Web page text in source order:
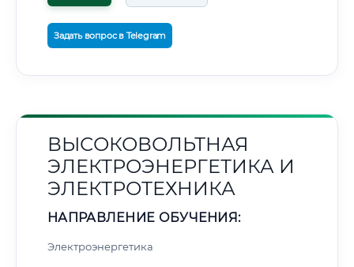
Задать вопрос в Telegram
ВЫСОКОВОЛЬТНАЯ
ЭЛЕКТРОЭНЕРГЕТИКА И
ЭЛЕКТРОТЕХНИКА
НАПРАВЛЕНИЕ ОБУЧЕНИЯ:
Электроэнергетика